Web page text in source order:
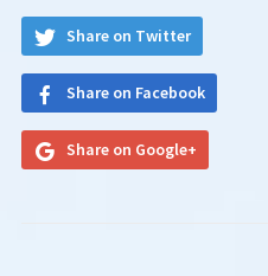
Share on Twitter
Share on Facebook
Share on Google+